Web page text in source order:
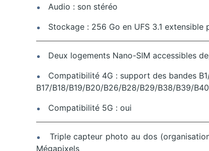
Audio : son stéréo
Stockage : 256 Go en UFS 3.1 extensible
Deux logements Nano-SIM accessibles
Compatibilité 4G : support des bandes
B17/B18/B19/B20/B26/B28/B29/B38/B39/
Compatibilité 5G : oui
Triple capteur photo au dos
Mégapixels